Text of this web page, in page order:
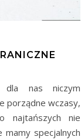
dla nas niczym
porządne wczasy,
najtańszych nie
specjalnych